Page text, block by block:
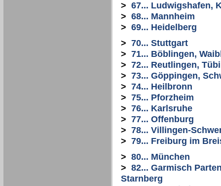
> 67... Ludwigshafen,
> 68... Mannheim
> 69... Heidelberg
> 70... Stuttgart
> 71... Böblingen,
> 72... Reutlingen,
> 73... Göppingen,
> 74... Heilbronn
> 75... Pforzheim
> 76... Karlsruhe
> 77... Offenburg
> 78... Villingen-
> 79... Freiburg im
> 80... München
> 82... Garmisch
Starnberg